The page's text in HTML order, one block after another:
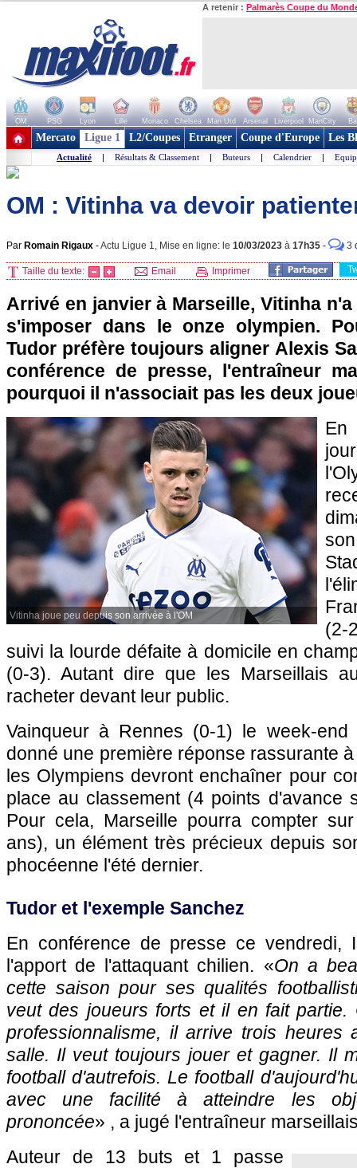
A retenir : Palmarès Coupe du
OM PSG Lyon Lille Monaco Chelsea Man Utd Arsenal Liverpool ManCity
+ de clubs
Mercato Ligue 1 L2/Coupes Etranger Coupe d'Europe Les
Actualité | Résultats & Classement | Buteurs | Calendrier |
OM : Vitinha va devoir
Par Romain Rigaux -Actu Ligue 1, Mise en ligne: le 10/03/2023 à 17h35 - 3
Taille du texte: Email Imprimer
Arrivé en janvier à Marseille, Vitinha
s'imposer dans le onze olympien.
Tudor préfère toujours aligner Alexis
conférence de presse, l'entraîneur
pourquoi il n'associait pas les deux
Vitinha joue peu depuis son arrivée à l'OM
(2-
suivi la lourde défaite à domicile en
(0-3). Autant dire que les Marseillais
racheter devant leur public.
Vainqueur à Rennes (0-1) le week-
donné une première réponse rassurante
les Olympiens devront enchaîner pour
place au classement (4 points d'avance
Pour cela, Marseille pourra compter
ans), un élément très précieux depuis
phocéenne l'été dernier.
Tudor et l'exemple Sanchez
En conférence de presse ce vendredi,
l'apport de l'attaquant chilien. «On a
cette saison pour ses qualités
veut des joueurs forts et il en fait partie.
professionnalisme, il arrive trois heures
salle. Il veut toujours jouer et gagner. Il
football d'autrefois. Le football
avec une facilité à atteindre les
prononcée» , a jugé l'entraîneur
Auteur de 13 buts et 1 passe